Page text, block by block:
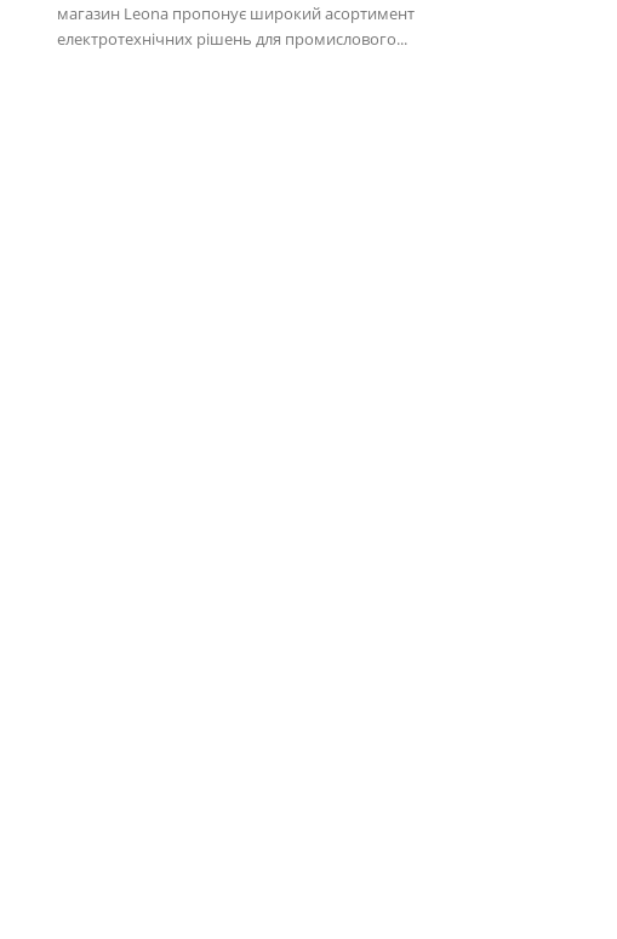
магазин Leona пропонує широкий асортимент
електротехнічних рішень для промислового...